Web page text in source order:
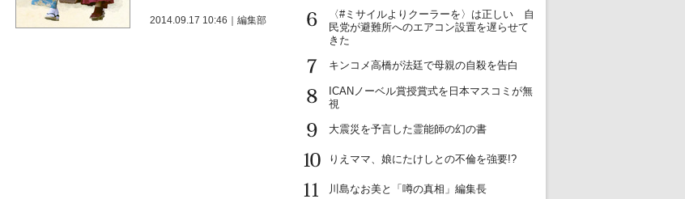
2014.09.17 10:46 編集部 6
〈#ミサイルよりクーラーを〉は正しい 自
民党が避難所へのエアコン設置を遅らせて
きた
7
キンコメ高橋が法廷で母親の自殺を告白
8
ICANノーベル賞授賞式を日本マスコミが無
視
9
大震災を予言した霊能師の幻の書
10
りえママ、娘にたけしとの不倫を強要!?
11
川島なお美と「噂の真相」編集長